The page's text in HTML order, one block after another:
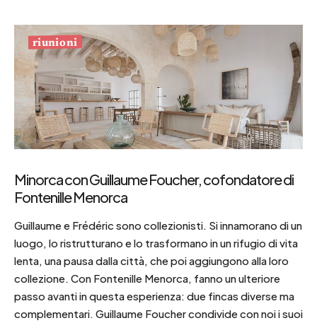
riunioni
Minorca con Guillaume Foucher, cofondatore di
Fontenille Menorca
Guillaume e Frédéric sono collezionisti. Si innamorano di un
luogo, lo ristrutturano e lo trasformano in un rifugio di vita
lenta, una pausa dalla città, che poi aggiungono alla loro
collezione. Con Fontenille Menorca, fanno un ulteriore
passo avanti in questa esperienza: due fincas diverse ma
complementari. Guillaume Foucher condivide con noi i suoi